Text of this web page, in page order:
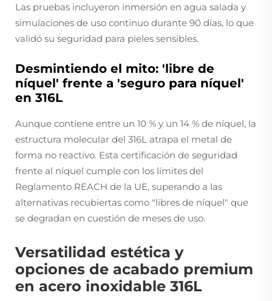
Las pruebas incluyeron inmersión en agua salada y
simulaciones de uso continuo durante 90 días, lo que
validó su seguridad para pieles sensibles.
Desmintiendo el mito: 'libre de
níquel' frente a 'seguro para níquel'
en 316L
Aunque contiene entre un 10 % y un 14 % de níquel, la
estructura molecular del 316L atrapa el metal de
forma no reactivo. Esta certificación de seguridad
frente al níquel cumple con los límites del
Reglamento REACH de la UE, superando a las
alternativas recubiertas como "libres de níquel" que
se degradan en cuestión de meses de uso.
Versatilidad estética y
opciones de acabado premium
en acero inoxidable 316L